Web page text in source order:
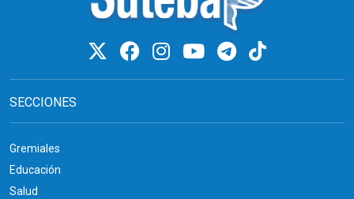
SECCIONES
Gremiales
Educación
Salud